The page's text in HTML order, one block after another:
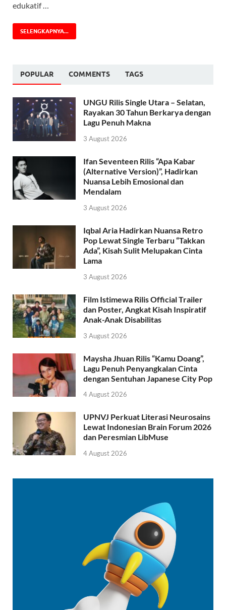
edukatif …
SELENGKAPNYA...
POPULAR COMMENTS TAGS
UNGU Rilis Single Utara – Selatan,
Rayakan 30 Tahun Berkarya dengan
Lagu Penuh Makna
3 August 2026
Ifan Seventeen Rilis “Apa Kabar
(Alternative Version)”, Hadirkan
Nuansa Lebih Emosional dan
Mendalam
3 August 2026
Iqbal Aria Hadirkan Nuansa Retro
Pop Lewat Single Terbaru “Takkan
Ada”, Kisah Sulit Melupakan Cinta
Lama
3 August 2026
Film Istimewa Rilis Official Trailer
dan Poster, Angkat Kisah Inspiratif
Anak-Anak Disabilitas
3 August 2026
Maysha Jhuan Rilis “Kamu Doang”,
Lagu Penuh Penyangkalan Cinta
dengan Sentuhan Japanese City Pop
4 August 2026
UPNVJ Perkuat Literasi Neurosains
Lewat Indonesian Brain Forum 2026
dan Peresmian LibMuse
4 August 2026